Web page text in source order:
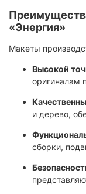
«Энергия»
Макеты
Высокой
оригиналам
и дерево,
сборки,